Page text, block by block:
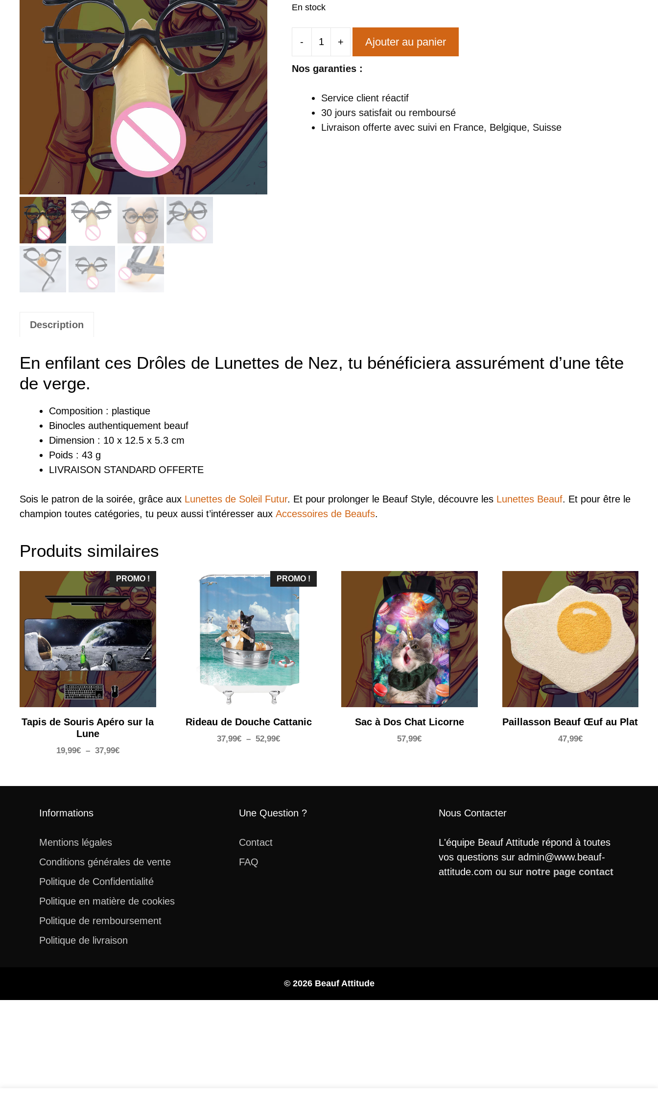
En stock
-
quantité
de
Lunettes
+ Ajouter au panier
Nos garanties :
Service client réactif
30 jours satisfait ou remboursé
Livraison offerteavec suivi en France, Belgique, Suisse
Description
En enfilant ces Drôles de Lunettes de Nez, tu bénéficiera assurément d’une tête
de verge.
Composition : plastique
Binocles authentiquement beauf
Dimension : 10 x 12.5 x 5.3 cm
Poids : 43 g
LIVRAISON STANDARD OFFERTE
Sois le patron de la soirée, grâce aux Lunettes de Soleil Futur. Et pour prolonger le Beauf Style, découvre les Lunettes Beauf. Et pour être le
champion toutes catégories, tu peux aussi t’intéresser aux Accessoires de Beaufs.
Produits similaires
PROMO !
Tapis de Souris Apéro sur la
Lune
19,99€ – 37,99€Plage
19,99€
PROMO !
Rideau de Douche Cattanic
37,99€ – 52,99€Plage
à
Sac à Dos Chat Licorne
57,99€
Paillasson Beauf Œuf au Plat
47,99€
Informations
Mentions légales
Conditions générales de vente
Politique de Confidentialité
Politique en matière de cookies
Politique de remboursement
Politique de livraison
Une Question ?
Contact
FAQ
Nous Contacter
L'équipe Beauf Attitude répond à toutes
vos questions sur admin@www.beauf-
attitude.com ou sur notre page contact
© 2026 Beauf Attitude